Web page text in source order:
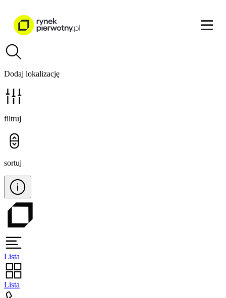
Dodaj lokalizację
filtruj
sortuj
Lista
Lista